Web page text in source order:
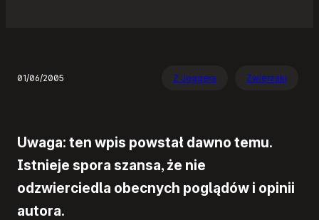
01/06/2005 Z Joggera Zwierzaki
Uwaga: ten wpis powstał dawno temu.
Istnieje spora szansa, że nie
odzwierciedla obecnych poglądów i opinii
autora.